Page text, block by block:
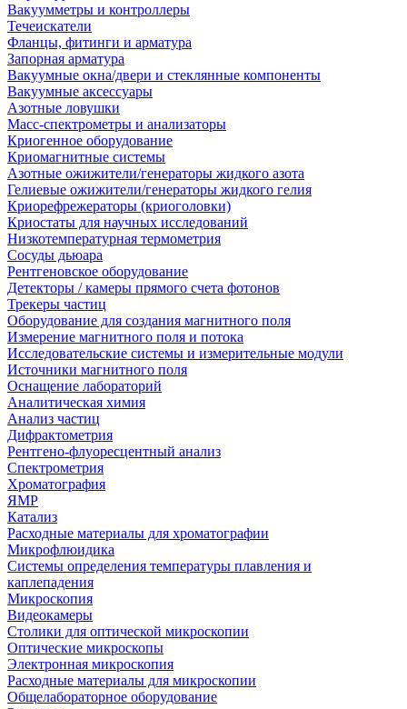
Вакуумметры и контроллеры
Течеискатели
Фланцы, фитинги и арматура
Запорная арматура
Вакуумные окна/двери и стеклянные компоненты
Вакуумные аксессуары
Азотные ловушки
Масс-спектрометры и анализаторы
Криогенное оборудование
Криомагнитные системы
Азотные ожижители/генераторы жидкого азота
Гелиевые ожижители/генераторы жидкого гелия
Криорефрежераторы (криоголовки)
Криостаты для научных исследований
Низкотемпературная термометрия
Сосуды дьюара
Рентгеновское оборудование
Детекторы / камеры прямого счета фотонов
Трекеры частиц
Оборудование для создания магнитного поля
Измерение магнитного поля и потока
Исследовательские системы и измерительные модули
Источники магнитного поля
Оснащение лабораторий
Аналитическая химия
Анализ частиц
Дифрактометрия
Рентгено-флуоресцентный анализ
Спектрометрия
Хроматография
ЯМР
Катализ
Расходные материалы для хроматографии
Микрофлюидика
Системы определения температуры плавления и
каплепадения
Микроскопия
Видеокамеры
Столики для оптической микроскопии
Оптические микроскопы
Электронная микроскопия
Расходные материалы для микроскопии
Общелабораторное оборудование